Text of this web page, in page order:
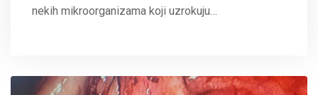
nekih mikroorganizama koji uzrokuju…